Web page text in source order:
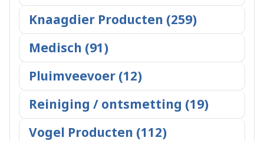
Knaagdier Producten (259)
Medisch (91)
Pluimveevoer (12)
Reiniging / ontsmetting (19)
Vogel Producten (112)